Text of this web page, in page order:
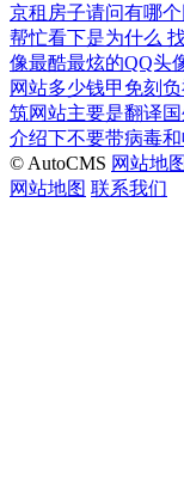
京租房子请问有哪
帮忙看下是为什么
像最酷最炫的QQ头
网站多少钱甲免刻
筑网站主要是翻译
介绍下不要带病毒
© AutoCMS 网站地图
网站地图 联系我们